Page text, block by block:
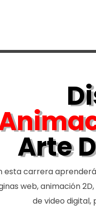
Arte
esta carrera
web, animación
de video digital,